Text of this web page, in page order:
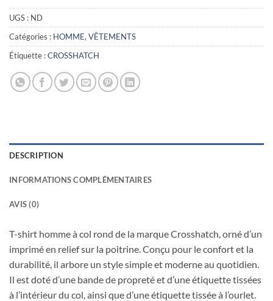
UGS : ND
Catégories : HOMME, VÊTEMENTS
Étiquette :CROSSHATCH
DESCRIPTION
INFORMATIONS COMPLÉMENTAIRES
AVIS (0)
T-shirt homme à col rond de la marque Crosshatch, orné d’un
imprimé en relief sur la poitrine. Conçu pour le confort et la
durabilité, il arbore un style simple et moderne au quotidien.
Il est doté d’une bande de propreté et d’une étiquette tissées
à l’intérieur du col, ainsi que d’une étiquette tissée à l’ourlet.